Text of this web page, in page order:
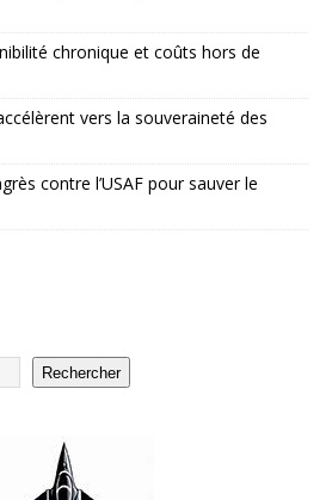
chronique et coûts hors de
vers la souveraineté des
contre l’USAF pour sauver le
Rechercher